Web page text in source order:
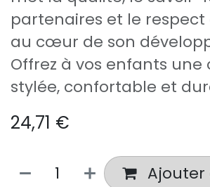
partenaires et le respect
au cœur de son
Offrez à vos enfants
stylée, confortable et
24,71 €